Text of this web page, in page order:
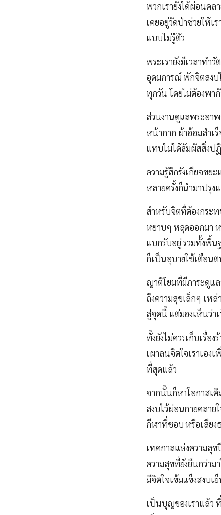
พวกเรายังได้ผ่อนคล
เคยอยู่วัดป่าช่วยให้เ
แบบไม่รู้ตัว
พระเรายังมีเวลาทำ
อุดมการณ์ พักจิตสงบ
ทุกวัน โดยไม่ต้องพา
ส่วนงานดูแลพระอา
หน้ากาก ผ้าอ้อมสำเ
แทบไม่ได้สัมผัสสิ่งป
ความรู้สึกรังเกียจขย
หลายครั้งก็นำมาปรุง
สำหรับจิตที่ต้องกระ
หยาบๆ หลุดออกมา ห
แบกรับอยู่ รวมทั้งพื้
ก็เป็นอุบายใช้เตือน
ญาติโยมที่มีภาระดูแ
ถึงความสุขเล็กๆ เห
สู่จุดนี้ แต่มองเห็นว่า
ทั้งยังไม่ควรเก็บเรื่อ
เผาลนจิตใจเราเอง
ที่สุดแล้ว
จากนั้นก็หาโอกาสเติ
สงบไว้ผ่อนกายคลา
กีฬาที่ชอบ หรือเสียง
เทศกาลแห่งความสุข
ความสุขที่ยั่งยืนกว่าม
มีจิตใจเข้มแข็งสงบเ
เป็นบุญของเราแล้ว